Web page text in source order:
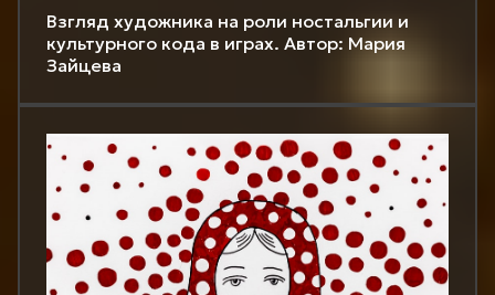
Взгляд художника на роли ностальгии и
культурного кода в играх. Автор: Мария
Зайцева